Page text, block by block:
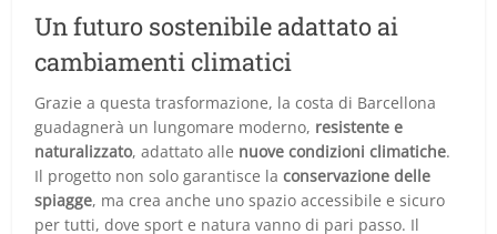
Un futuro sostenibile adattato ai
cambiamenti climatici
Grazie a questa trasformazione, la costa di Barcellona
guadagnerà un lungomare moderno, resistente e
naturalizzato, adattato alle nuove condizioni climatiche.
Il progetto non solo garantisce laconservazione delle
spiagge, ma crea anche uno spazio accessibile e sicuro
per tutti, dove sport e natura vanno di pari passo. Il